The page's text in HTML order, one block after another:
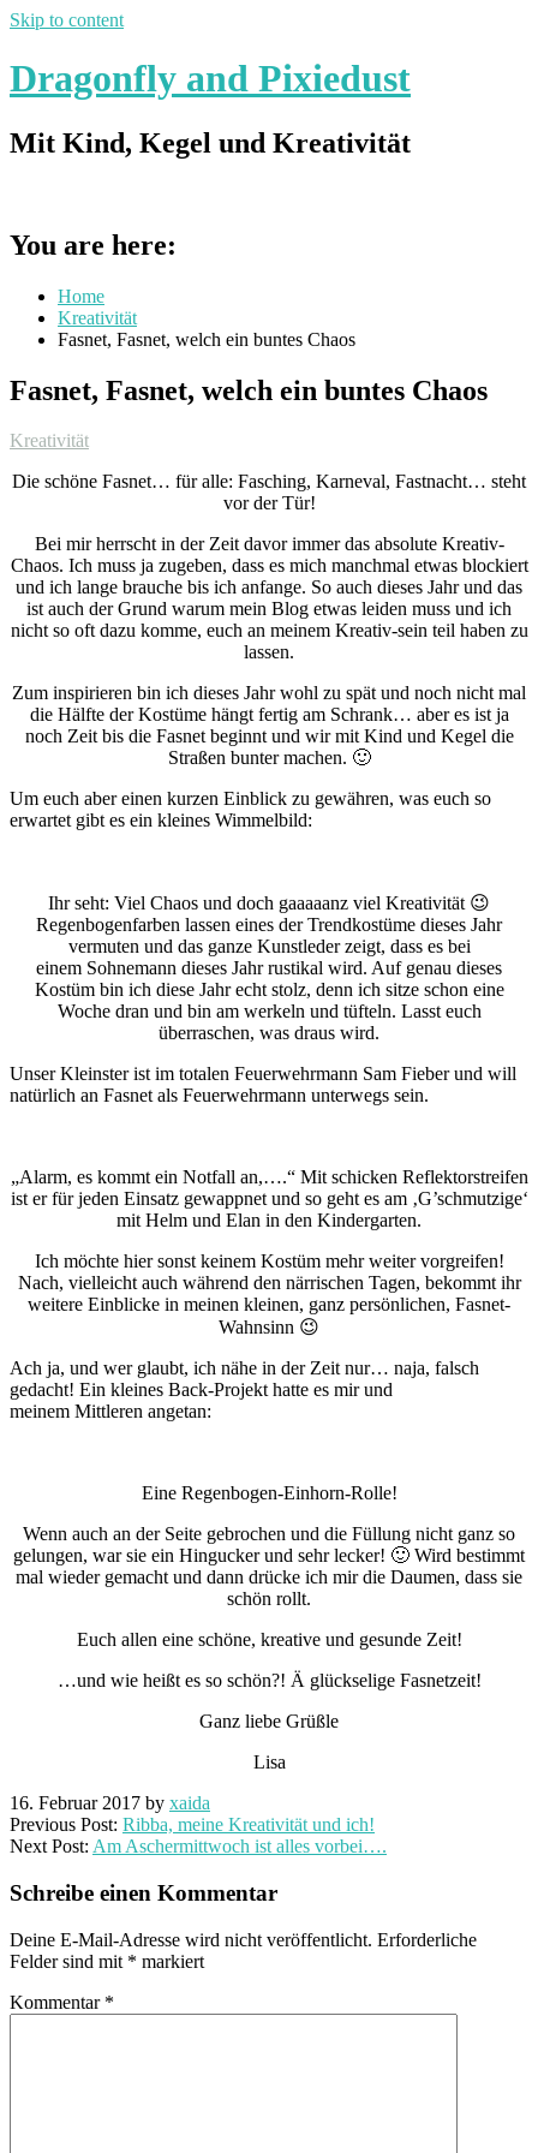
Skip to content
Dragonfly and Pixiedust
Mit Kind, Kegel und Kreativität
You are here:
Home
Kreativität
Fasnet, Fasnet, welch ein buntes Chaos
Fasnet, Fasnet, welch ein buntes Chaos
Kreativität
Die schöne Fasnet… für alle: Fasching, Karneval, Fastnacht… steht
vor der Tür!
Bei mir herrscht in der Zeit davor immer das absolute Kreativ-
Chaos. Ich muss ja zugeben, dass es mich manchmal etwas blockiert
und ich lange brauche bis ich anfange. So auch dieses Jahr und das
ist auch der Grund warum mein Blog etwas leiden muss und ich
nicht so oft dazu komme, euch an meinem Kreativ-sein teil haben zu
lassen.
Zum inspirieren bin ich dieses Jahr wohl zu spät und noch nicht mal
die Hälfte der Kostüme hängt fertig am Schrank… aber es ist ja
noch Zeit bis die Fasnet beginnt und wir mit Kind und Kegel die
Straßen bunter machen. 🙂
Um euch aber einen kurzen Einblick zu gewähren, was euch so
erwartet gibt es ein kleines Wimmelbild:
Ihr seht: Viel Chaos und doch gaaaaanz viel Kreativität 😉
Regenbogenfarben lassen eines der Trendkostüme dieses Jahr
vermuten und das ganze Kunstleder zeigt, dass es bei
einem Sohnemann dieses Jahr rustikal wird. Auf genau dieses
Kostüm bin ich diese Jahr echt stolz, denn ich sitze schon eine
Woche dran und bin am werkeln und tüfteln. Lasst euch
überraschen, was draus wird.
Unser Kleinster ist im totalen Feuerwehrmann Sam Fieber und will
natürlich an Fasnet als Feuerwehrmann unterwegs sein.
„Alarm, es kommt ein Notfall an,….“ Mit schicken Reflektorstreifen
ist er für jeden Einsatz gewappnet und so geht es am ‚G’schmutzige‘
mit Helm und Elan in den Kindergarten.
Ich möchte hier sonst keinem Kostüm mehr weiter vorgreifen!
Nach, vielleicht auch während den närrischen Tagen, bekommt ihr
weitere Einblicke in meinen kleinen, ganz persönlichen, Fasnet-
Wahnsinn 😉
Ach ja, und wer glaubt, ich nähe in der Zeit nur… naja, falsch
gedacht! Ein kleines Back-Projekt hatte es mir und
meinem Mittleren angetan:
Eine Regenbogen-Einhorn-Rolle!
Wenn auch an der Seite gebrochen und die Füllung nicht ganz so
gelungen, war sie ein Hingucker und sehr lecker! 🙂 Wird bestimmt
mal wieder gemacht und dann drücke ich mir die Daumen, dass sie
schön rollt.
Euch allen eine schöne, kreative und gesunde Zeit!
…und wie heißt es so schön?! Ä glückselige Fasnetzeit!
Ganz liebe Grüßle
Lisa
16. Februar 2017 by xaida
Previous Post: Ribba, meine Kreativität und ich!
Next Post: Am Aschermittwoch ist alles vorbei….
Schreibe einen Kommentar
Deine E-Mail-Adresse wird nicht veröffentlicht. Erforderliche
Felder sind mit * markiert
Kommentar *